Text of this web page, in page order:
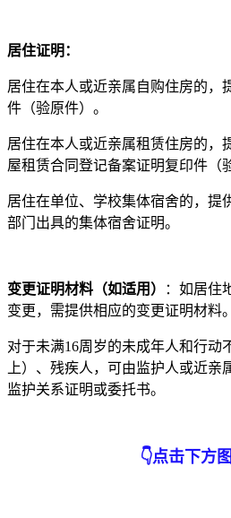
居住证明：
居住在本人或近亲属自购住房的，
件（验原件）。
居住在本人或近亲属租赁住房的，
屋租赁合同登记备案证明复印件（
居住在单位、学校集体宿舍的，提
部门出具的集体宿舍证明。
变更证明材料（如适用）
：如居住
变更，需提供相应的变更证明材料。
对于未满16周岁的未成年人和行动
上）、残疾人，可由监护人或近
监护关系证明或委托书。
👇点击下方